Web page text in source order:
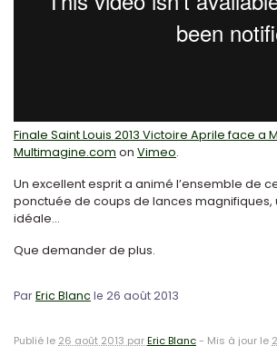
Finale Saint Louis 2013 Victoire Aprile face a
Multimagine.com on Vimeo.
Un excellent esprit a animé l’ensemble de
ponctuée de coups de lances magnifiques,
idéale...
Que demander de plus.
ParEric Blanc le 26 août 2013
Publié le 26 août 2013 parEric Blanc- Mis à jour le